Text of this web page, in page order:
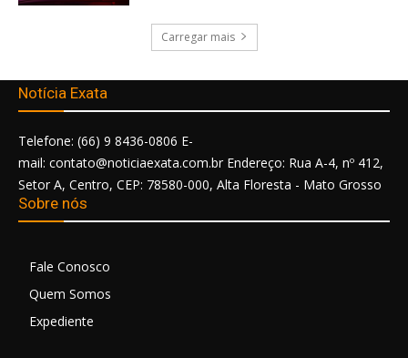
Carregar mais
Notícia Exata
Telefone: (66) 9 8436-0806 E-
mail: contato@noticiaexata.com.br Endereço: Rua A-4, nº 412,
Setor A, Centro, CEP: 78580-000, Alta Floresta - Mato Grosso
Sobre nós
Fale Conosco
Quem Somos
Expediente